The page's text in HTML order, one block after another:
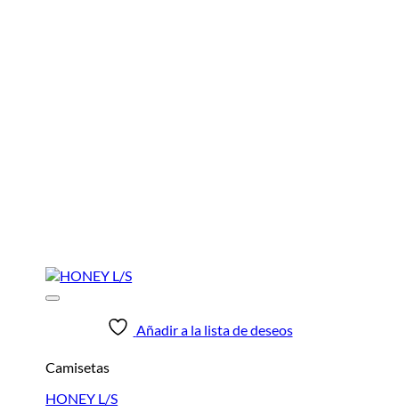
Añadir a la lista de deseos
Camisetas
HONEY L/S